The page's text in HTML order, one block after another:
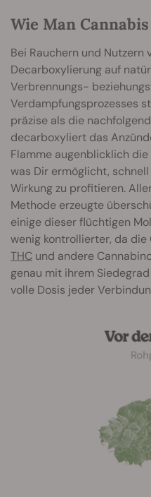
Wie Man
Bei Rauchern und Nutzern
Decarboxylierung auf
Verbrennungs-
Verdampfungsprozesses
präzise als die
decarboxyliert das
Flamme augenblicklich
was Dir ermöglicht,
Wirkung zu profitieren.
Methode erzeugte
einige dieser flüchtigen
wenig kontrollierter, da die
THC und andere
genau mit ihrem
volle Dosis jeder